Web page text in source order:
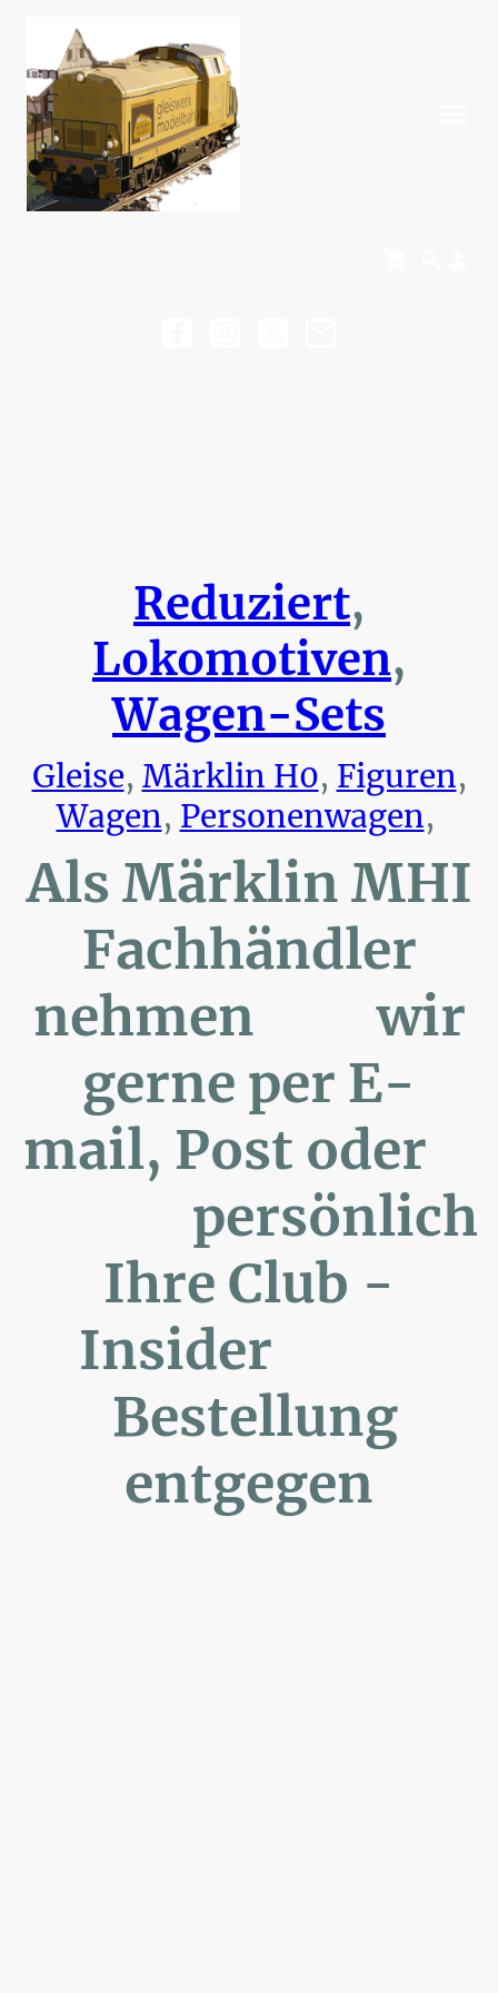
Reduziert,
Lokomotiven,
Wagen-Sets
Gleise, Märklin H0, Figuren,
Wagen, Personenwagen,
Als Märklin MHI
Fachhändler
nehmen wir
gerne per E-
mail, Post oder
persönlich
Ihre Club -
Insider
Bestellung
entgegen